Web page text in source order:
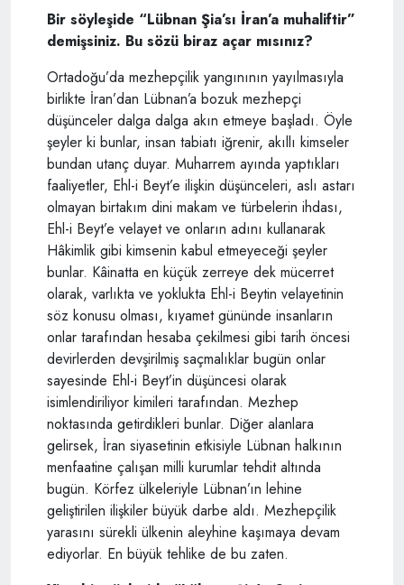
Bir söyleşide “Lübnan Şia’sı İran’a muhaliftir”
demişsiniz. Bu sözü biraz açar mısınız?
Ortadoğu’da mezhepçilik yangınının yayılmasıyla
birlikte İran’dan Lübnan’a bozuk mezhepçi
düşünceler dalga dalga akın etmeye başladı. Öyle
şeyler ki bunlar, insan tabiatı iğrenir, akıllı kimseler
bundan utanç duyar. Muharrem ayında yaptıkları
faaliyetler, Ehl-i Beyt’e ilişkin düşünceleri, aslı astarı
olmayan birtakım dini makam ve türbelerin ihdası,
Ehl-i Beyt’e velayet ve onların adını kullanarak
Hâkimlik gibi kimsenin kabul etmeyeceği şeyler
bunlar. Kâinatta en küçük zerreye dek mücerret
olarak, varlıkta ve yoklukta Ehl-i Beytin velayetinin
söz konusu olması, kıyamet gününde insanların
onlar tarafından hesaba çekilmesi gibi tarih öncesi
devirlerden devşirilmiş saçmalıklar bugün onlar
sayesinde Ehl-i Beyt’in düşüncesi olarak
isimlendiriliyor kimileri tarafından. Mezhep
noktasında getirdikleri bunlar. Diğer alanlara
gelirsek, İran siyasetinin etkisiyle Lübnan halkının
menfaatine çalışan milli kurumlar tehdit altında
bugün. Körfez ülkeleriyle Lübnan’ın lehine
geliştirilen ilişkiler büyük darbe aldı. Mezhepçilik
yarasını sürekli ülkenin aleyhine kaşımaya devam
ediyorlar. En büyük tehlike de bu zaten.